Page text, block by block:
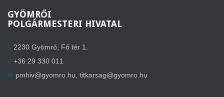
GYÖMRŐI
POLGÁRMESTERI HIVATAL
2230 Gyömrő, Fő tér 1.
+36 29 330 011
pmhiv@gyomro.hu titkarsag@gyomro.hu